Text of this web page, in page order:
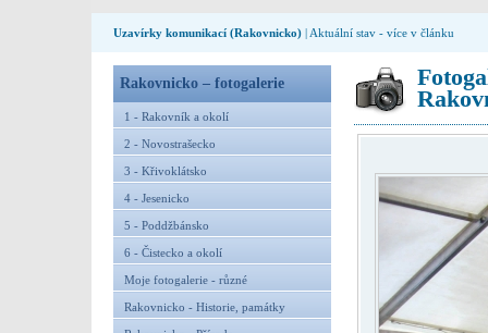
Uzavírky komunikací (Rakovnicko) | Aktuální stav - více v článku
Rakovnicko – fotogalerie
1 - Rakovník a okolí
2 - Novostrašecko
3 - Křivoklátsko
4 - Jesenicko
5 - Poddžbánsko
6 - Čistecko a okolí
Moje fotogalerie - různé
Rakovnicko - Historie, památky